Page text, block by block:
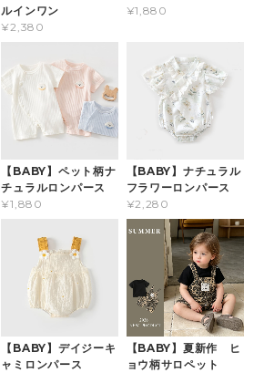
ルインワン
¥2,380
¥1,880
【BABY】ペット柄ナ
チュラルロンパース
¥1,880
【BABY】ナチュラル
フラワーロンパース
¥2,280
【BABY】デイジーキ
ャミロンパース
【BABY】夏新作 ヒ
ョウ柄サロペット